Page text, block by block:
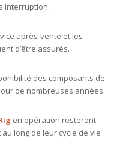
interruption.
après-vente et les
d’être assurés.
des composants de
de nombreuses années.
en opération resteront
long de leur cycle de vie